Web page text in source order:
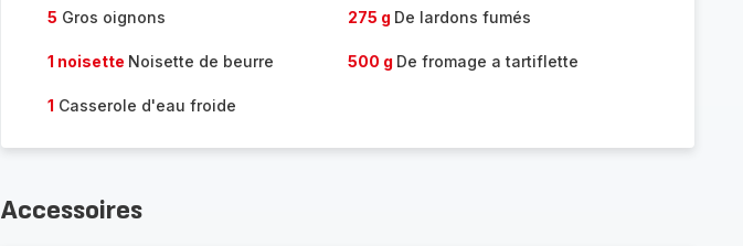
5 Gros oignons 275 g De lardons fumés
1 noisette Noisette de beurre 500 g De fromage a tartiflette
1 Casserole d'eau froide
Accessoires